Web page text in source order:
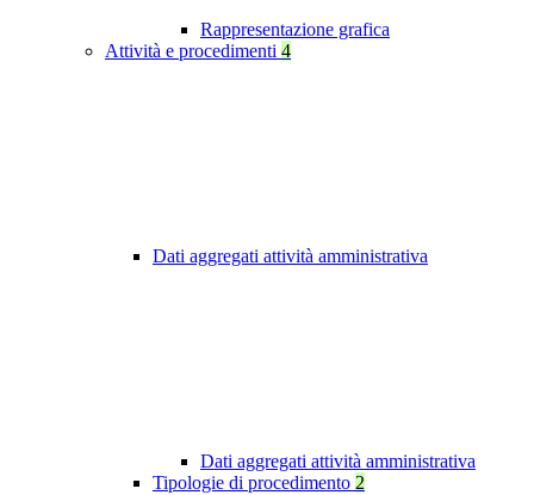
Rappresentazione grafica
Attività e procedimenti 4
Dati aggregati attività amministrativa
Dati aggregati attività amministrativa
Tipologie di procedimento 2